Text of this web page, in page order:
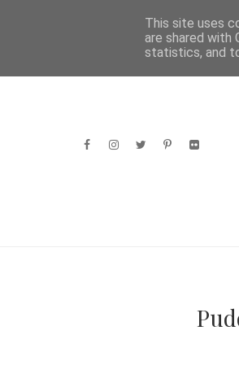
This site uses
are shared with
statistics, and